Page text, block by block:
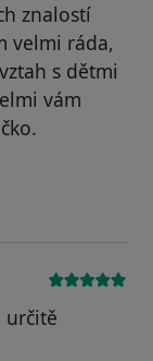
znalostí
velmi ráda,
s dětmi
vám
byl odstraněn
určitě